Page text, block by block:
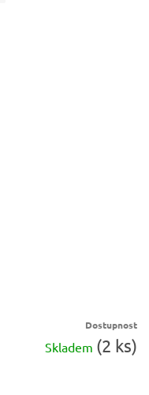
Dostupnost
Skladem (2 ks)